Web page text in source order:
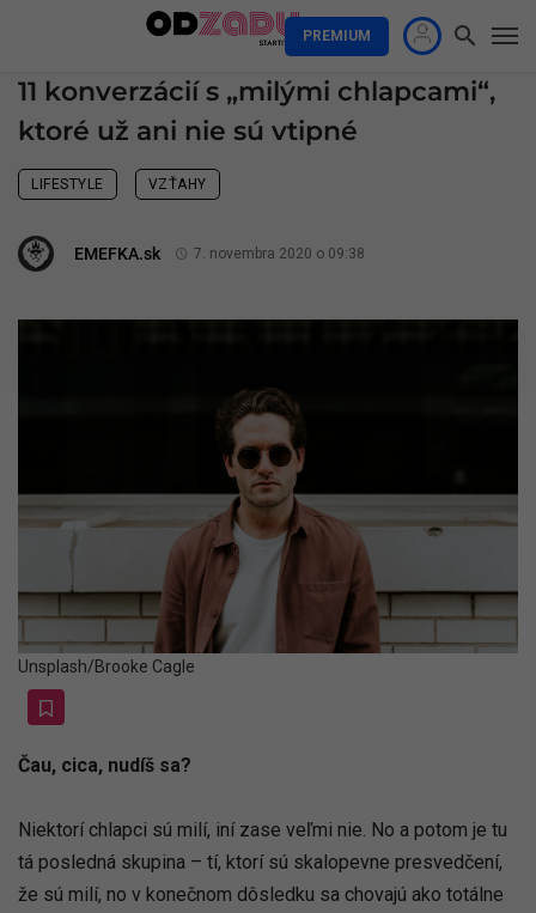
PREMIUM
11 konverzácií s „milými chlapcami“,
ktoré už ani nie sú vtipné
LIFESTYLE VZŤAHY
EMEFKA.sk 7. novembra 2020 o 09:38
Unsplash/Brooke Cagle
Čau, cica, nudíš sa?
Niektorí chlapci sú milí, iní zase veľmi nie. No a potom je tu
tá posledná skupina – tí, ktorí sú skalopevne presvedčení,
že sú milí, no v konečnom dôsledku sa chovajú ako totálne